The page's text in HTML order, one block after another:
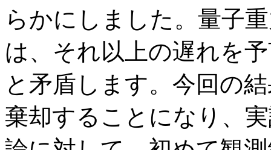
らかにしました。量子
は、それ以上の遅れを
と矛盾します。今回の
棄却することになり、